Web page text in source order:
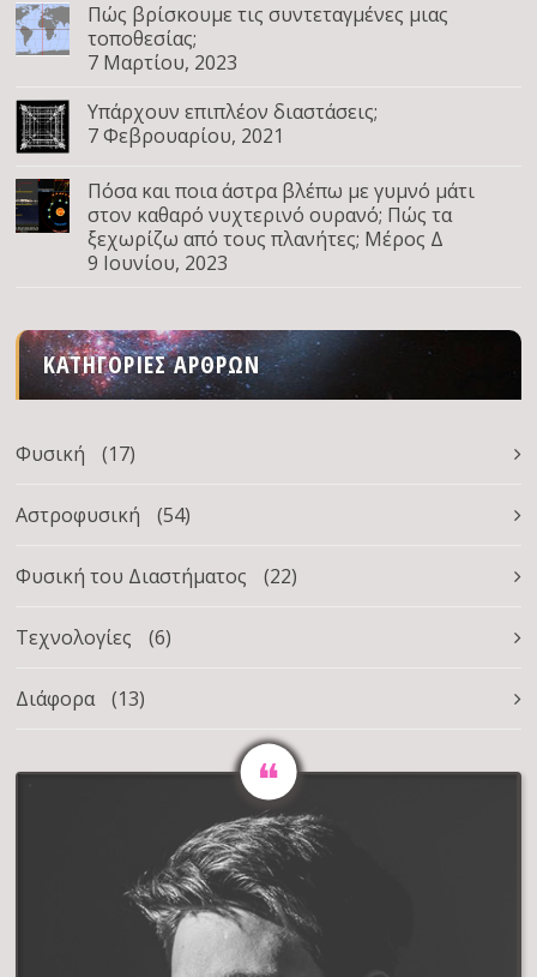
Πώς βρίσκουμε τις συντεταγμένες μιας
τοποθεσίας;
7 Μαρτίου, 2023
Υπάρχουν επιπλέον διαστάσεις;
7 Φεβρουαρίου, 2021
Πόσα και ποια άστρα βλέπω με γυμνό μάτι
στον καθαρό νυχτερινό ουρανό; Πώς τα
ξεχωρίζω από τους πλανήτες; Μέρος Δ
9 Ιουνίου, 2023
ΚΑΤΗΓΟΡΊΕΣ ΆΡΘΡΩΝ
Φυσική (17)
Αστροφυσική (54)
Φυσική του Διαστήματος (22)
Τεχνολογίες (6)
Διάφορα (13)